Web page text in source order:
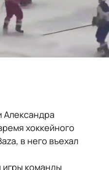
Александра
хоккейного
в него въехал
игры команды